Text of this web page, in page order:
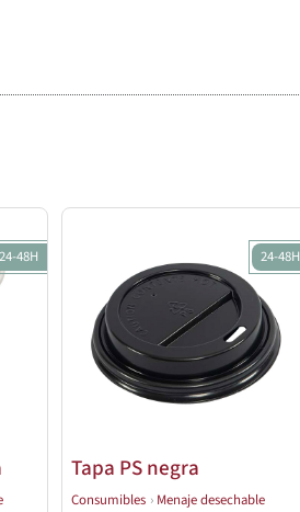
24-48H 24-48H
Tapa PS negra
Consumibles › Menaje desechable